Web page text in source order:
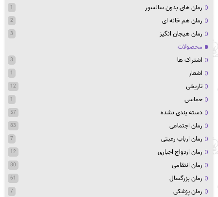
رمان های بدون سانسور 1
رمان هم خانه ای 2
رمان هیجان انگیز 3
محصولات
اشتراک ها
3
اشعار 1
تاریخی 12
حماسی 1
دسته بندی نشده 57
رمان اجتماعی 83
رمان ارباب رعیتی 7
رمان ازدواج اجباری 12
رمان انتقامی 80
رمان بزرگسال 61
رمان پزشکی 7